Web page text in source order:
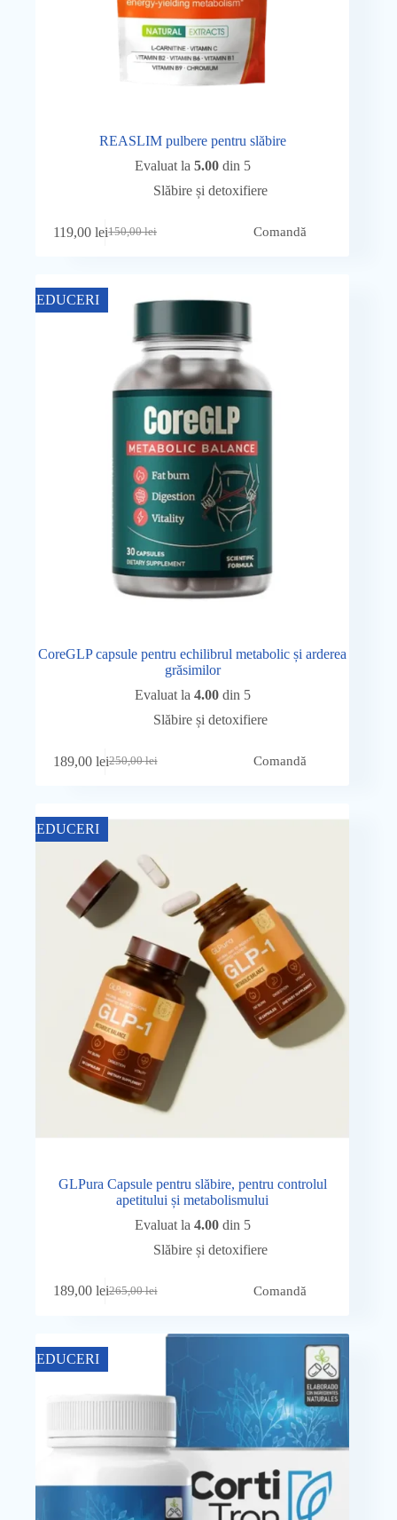
REASLIM pulbere pentru slăbire
Evaluat la 5.00din 5
Slăbire și detoxifiere
150,00lei
Prețul
fost:
150,00 lei.
119,00leiPrețul
119,00 lei.
Comandă
REDUCERI
CoreGLP capsule pentru echilibrul metabolic și arderea
grăsimilor
Evaluat la 4.00din 5
Slăbire și detoxifiere
250,00lei
Prețul
fost:
189,00 leiPrețul
189,00 lei.
Comandă
REDUCERI
GLPura Capsule pentru slăbire, pentru controlul
apetitului și metabolismului
Evaluat la 4.00din 5
Slăbire și detoxifiere
265,00lei
Prețul
fost:
189,00 leiPrețul
189,00 lei.
Comandă
REDUCERI